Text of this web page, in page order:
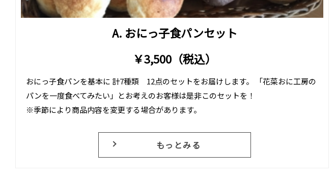
A. おにっ子食パンセット
￥3,500（税込）
おにっ子食パンを基本に 計7種類 12点のセットをお届けします。 「花菜おに工房の
パンを一度食べてみたい」とお考えのお客様は是非このセットを！
※季節により商品内容を変更する場合があります。
もっとみる